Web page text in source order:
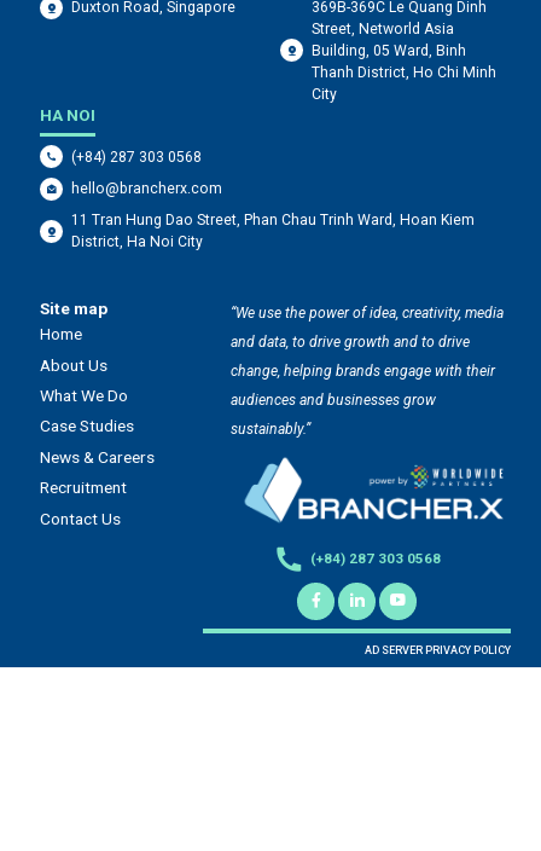
Duxton Road, Singapore
369B-369C Le Quang Dinh
Street, Networld Asia
Building, 05 Ward, Binh
Thanh District, Ho Chi Minh
City
HA NOI
(+84) 287 303 0568
hello@brancherx.com
11 Tran Hung Dao Street, Phan Chau Trinh Ward, Hoan Kiem
District, Ha Noi City
Site map
Home
About Us
What We Do
Case Studies
News & Careers
Recruitment
Contact Us
“We use the power of idea, creativity, media
and data, to drive growth and to drive
change, helping brands engage with their
audiences and businesses grow
sustainably.”
(+84) 287 303 0568
AD SERVER PRIVACY POLICY